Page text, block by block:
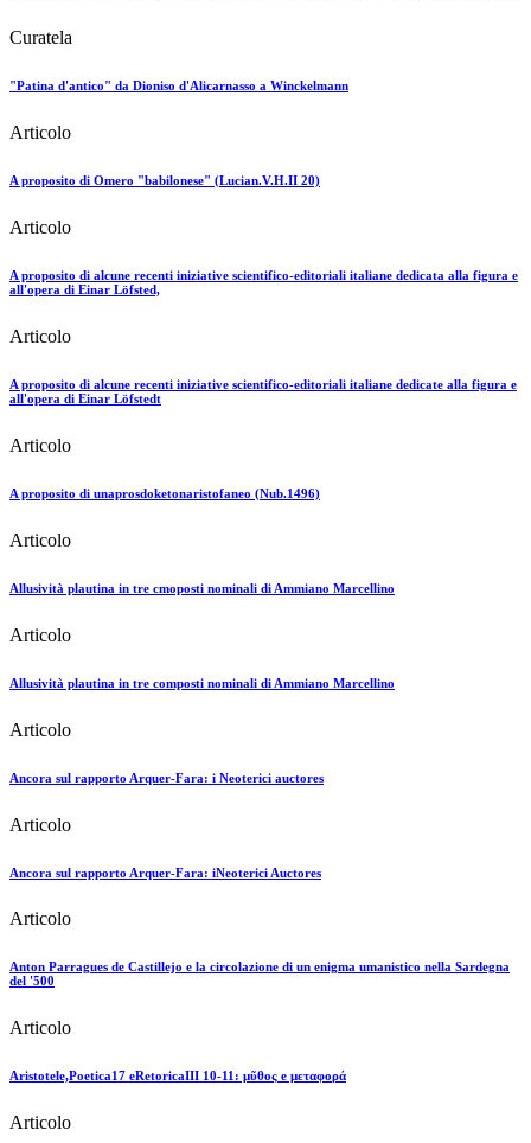
Curatela
"Patina d'antico" da Dioniso d'Alicarnasso a Winckelmann
Articolo
A proposito di Omero "babilonese" (Lucian.V.H.II 20)
Articolo
A proposito di alcune recenti iniziative scientifico-editoriali italiane dedicata alla figura e
all'opera di Einar Löfsted,
Articolo
A proposito di alcune recenti iniziative scientifico-editoriali italiane dedicate alla figura e
all'opera di Einar Löfstedt
Articolo
A proposito di unaprosdoketonaristofaneo (Nub.1496)
Articolo
Allusività plautina in tre cmoposti nominali di Ammiano Marcellino
Articolo
Allusività plautina in tre composti nominali di Ammiano Marcellino
Articolo
Ancora sul rapporto Arquer-Fara: i Neoterici auctores
Articolo
Ancora sul rapporto Arquer-Fara: iNeoterici Auctores
Articolo
Anton Parragues de Castillejo e la circolazione di un enigma umanistico nella Sardegna
del '500
Articolo
Aristotele,Poetica17 eRetoricaIII 10-11: μῦθoς e μεταφoρά
Articolo